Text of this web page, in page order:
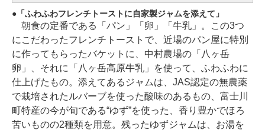
「ふわふわフレンチトーストに自家製ジャムを添えて」
朝食の定番である「パン」「卵」「牛乳」。この3つ
にこだわったフレンチトーストで、近場のパン屋に特別
に作ってもらったバケットに、中村農場の「八ヶ岳
卵」、それに「八ヶ岳高原牛乳」を使って、ふわふわに
仕上げたもの。添えてあるジャムは、JAS認定の無農薬
で栽培されたルバーブを使った酸味のあるもの、富士川
町特産の今が旬である“ゆず”を使った、香り豊かでほろ
苦いものの2種類を用意。残ったゆずジャムは、お湯を